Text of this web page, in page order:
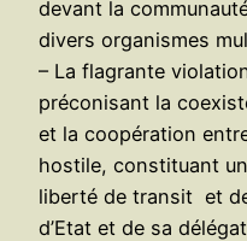
devant la
divers organismes
– La flagrante
préconisant la
et la coopération
hostile, constituant
liberté de transit et
d’Etat et de sa